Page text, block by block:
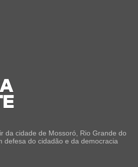
da cidade de Mossoró, Rio Grande do
defesa do cidadão e da democracia